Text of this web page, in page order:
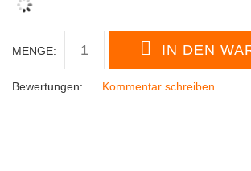
MENGE:
Bewertungen: Kommentar schreiben